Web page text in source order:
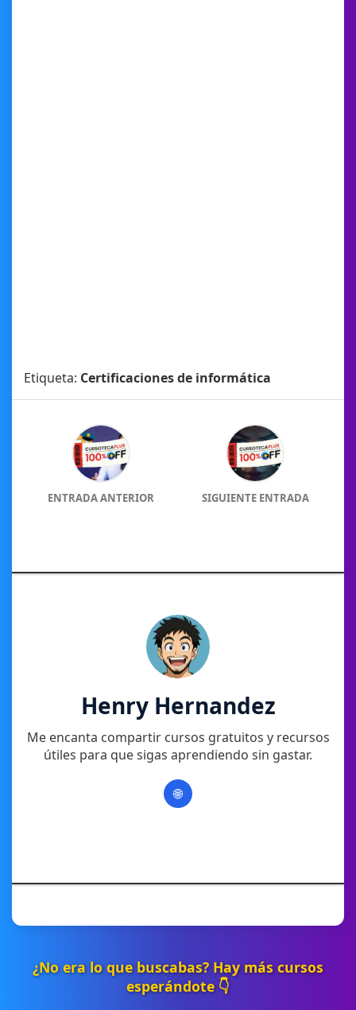
Etiqueta: Certificaciones de informática
ENTRADA ANTERIOR SIGUIENTE ENTRADA
Henry Hernandez
Me encanta compartir cursos gratuitos y recursos
útiles para que sigas aprendiendo sin gastar.
🌐
¿No era lo que buscabas? Hay más cursos
esperándote 👇